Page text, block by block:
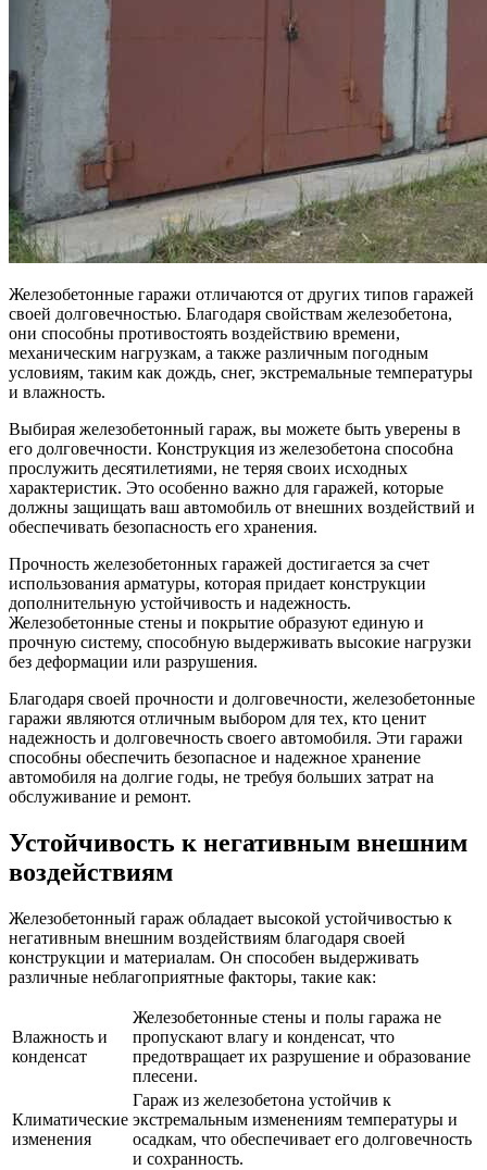
Железобетонные гаражи отличаются от других типов гаражей
своей долговечностью. Благодаря свойствам железобетона,
они способны противостоять воздействию времени,
механическим нагрузкам, а также различным погодным
условиям, таким как дождь, снег, экстремальные температуры
и влажность.
Выбирая железобетонный гараж, вы можете быть уверены в
его долговечности. Конструкция из железобетона способна
прослужить десятилетиями, не теряя своих исходных
характеристик. Это особенно важно для гаражей, которые
должны защищать ваш автомобиль от внешних воздействий и
обеспечивать безопасность его хранения.
Прочность железобетонных гаражей достигается за счет
использования арматуры, которая придает конструкции
дополнительную устойчивость и надежность.
Железобетонные стены и покрытие образуют единую и
прочную систему, способную выдерживать высокие нагрузки
без деформации или разрушения.
Благодаря своей прочности и долговечности, железобетонные
гаражи являются отличным выбором для тех, кто ценит
надежность и долговечность своего автомобиля. Эти гаражи
способны обеспечить безопасное и надежное хранение
автомобиля на долгие годы, не требуя больших затрат на
обслуживание и ремонт.
Устойчивость к негативным внешним
воздействиям
Железобетонный гараж обладает высокой устойчивостью к
негативным внешним воздействиям благодаря своей
конструкции и материалам. Он способен выдерживать
различные неблагоприятные факторы, такие как:
Влажность и
конденсат
Железобетонные стены и полы гаража не
пропускают влагу и конденсат, что
предотвращает их разрушение и образование
плесени.
Климатические
изменения
Гараж из железобетона устойчив к
экстремальным изменениям температуры и
осадкам, что обеспечивает его долговечность
и сохранность.